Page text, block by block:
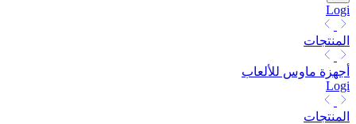
Logi
المنتجات
أجهزة ماوس للألعاب
Logi
المنتجات